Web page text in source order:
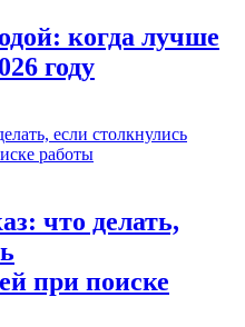
когда лучше
году
что делать,
при поиске